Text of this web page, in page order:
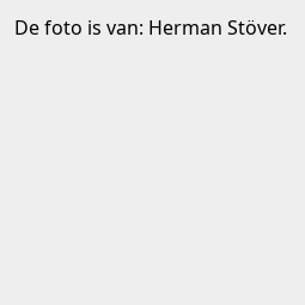
De foto is van: Herman Stöver.